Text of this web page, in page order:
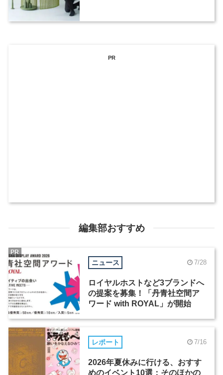
PR
編集部おすすめ
ニュース 7/28
ロイヤルホストなど3ブランドへ
の提案を募集！「丹青社空間ア
ワード with ROYAL」が開始
PR
レポート 7/16
2026年夏休みに行ける、おすす
めのイベント10選：そのほかの